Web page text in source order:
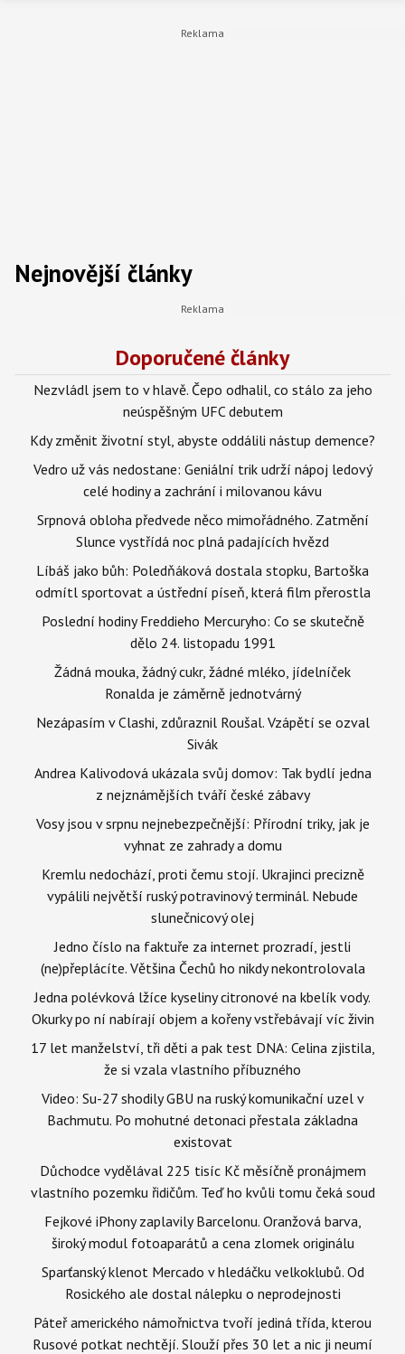
kina, stráví večer s přáteli nebo si zahraje
Nejnovější články
Doporučené články
Nezvládl jsem to v hlavě. Čepo odhalil, co stálo za jeho
neúspěšným UFC debutem
Kdy změnit životní styl, abyste oddálili nástup demence?
Vedro už vás nedostane: Geniální trik udrží nápoj ledový
celé hodiny a zachrání i milovanou kávu
Srpnová obloha předvede něco mimořádného. Zatmění
Slunce vystřídá noc plná padajících hvězd
Líbáš jako bůh: Poledňáková dostala stopku, Bartoška
odmítl sportovat a ústřední píseň, která film přerostla
Poslední hodiny Freddieho Mercuryho: Co se skutečně
dělo 24. listopadu 1991
Žádná mouka, žádný cukr, žádné mléko, jídelníček
Ronalda je záměrně jednotvárný
Nezápasím v Clashi, zdůraznil Roušal. Vzápětí se ozval
Sivák
Andrea Kalivodová ukázala svůj domov: Tak bydlí jedna
z nejznámějších tváří české zábavy
Vosy jsou v srpnu nejnebezpečnější: Přírodní triky, jak je
vyhnat ze zahrady a domu
Kremlu nedochází, proti čemu stojí. Ukrajinci precizně
vypálili největší ruský potravinový terminál. Nebude
slunečnicový olej
Jedno číslo na faktuře za internet prozradí, jestli
(ne)přeplácíte. Většina Čechů ho nikdy nekontrolovala
Jedna polévková lžíce kyseliny citronové na kbelík vody.
Okurky po ní nabírají objem a kořeny vstřebávají víc živin
17 let manželství, tři děti a pak test DNA: Celina zjistila,
že si vzala vlastního příbuzného
Video: Su-27 shodily GBU na ruský komunikační uzel v
Bachmutu. Po mohutné detonaci přestala základna
existovat
Důchodce vydělával 225 tisíc Kč měsíčně pronájmem
vlastního pozemku řidičům. Teď ho kvůli tomu čeká soud
Fejkové iPhony zaplavily Barcelonu. Oranžová barva,
široký modul fotoaparátů a cena zlomek originálu
Sparťanský klenot Mercado v hledáčku velkoklubů. Od
Rosického ale dostal nálepku o neprodejnosti
Páteř amerického námořnictva tvoří jediná třída, kterou
Rusové potkat nechtějí. Slouží přes 30 let a nic ji neumí